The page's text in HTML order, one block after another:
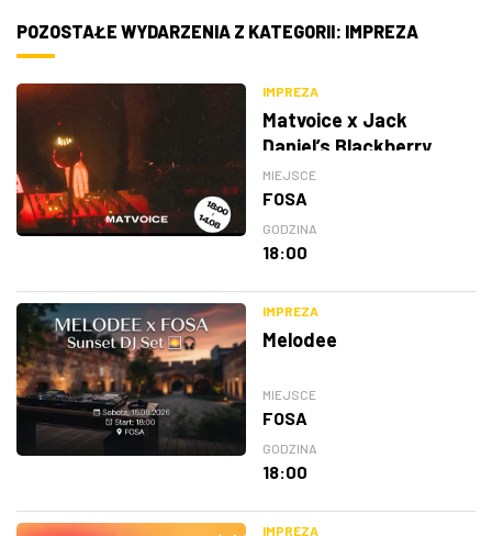
POZOSTAŁE WYDARZENIA Z KATEGORII: IMPREZA
IMPREZA
Matvoice x Jack
Daniel’s Blackberry
MIEJSCE
FOSA
GODZINA
18:00
IMPREZA
Melodee
MIEJSCE
FOSA
GODZINA
18:00
IMPREZA